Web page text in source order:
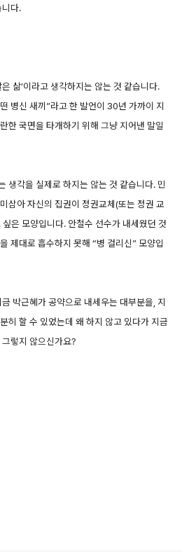
니다.
삶’이라고 생각하지는 않는 것 같습니다.
병신 새끼”라고 한 발언이 30년 가까이 지
한 국면을 타개하기 위해 그냥 지어낸 말일
생각을 실제로 하지는 않는 것 같습니다. 민
삼아 자신의 집권이 정권교체(또는 정권 교
은 모양입니다. 안철수 선수가 내세웠던 것
제대로 흡수하지 못해 “병 걸리신” 모양입
박근혜가 공약으로 내세우는 대부분을, 지
히 할 수 있었는데 왜 하지 않고 있다가 지금
렇지 않으신가요?